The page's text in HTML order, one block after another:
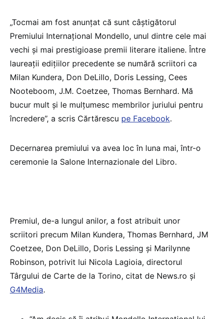
„Tocmai am fost anunțat că sunt câștigătorul
Premiului Internațional Mondello, unul dintre cele mai
vechi și mai prestigioase premii literare italiene. Între
laureații edițiilor precedente se numără scriitori ca
Milan Kundera, Don DeLillo, Doris Lessing, Cees
Nooteboom, J.M. Coetzee, Thomas Bernhard. Mă
bucur mult și le mulțumesc membrilor juriului pentru
încredere”, a scris Cărtărescu pe Facebook.
Decernarea premiului va avea loc în luna mai, într-o
ceremonie la Salone Internazionale del Libro.
Premiul, de-a lungul anilor, a fost atribuit unor
scriitori precum Milan Kundera, Thomas Bernhard, JM
Coetzee, Don DeLillo, Doris Lessing şi Marilynne
Robinson, potrivit lui Nicola Lagioia, directorul
Târgului de Carte de la Torino, citat de News.ro și
G4Media.